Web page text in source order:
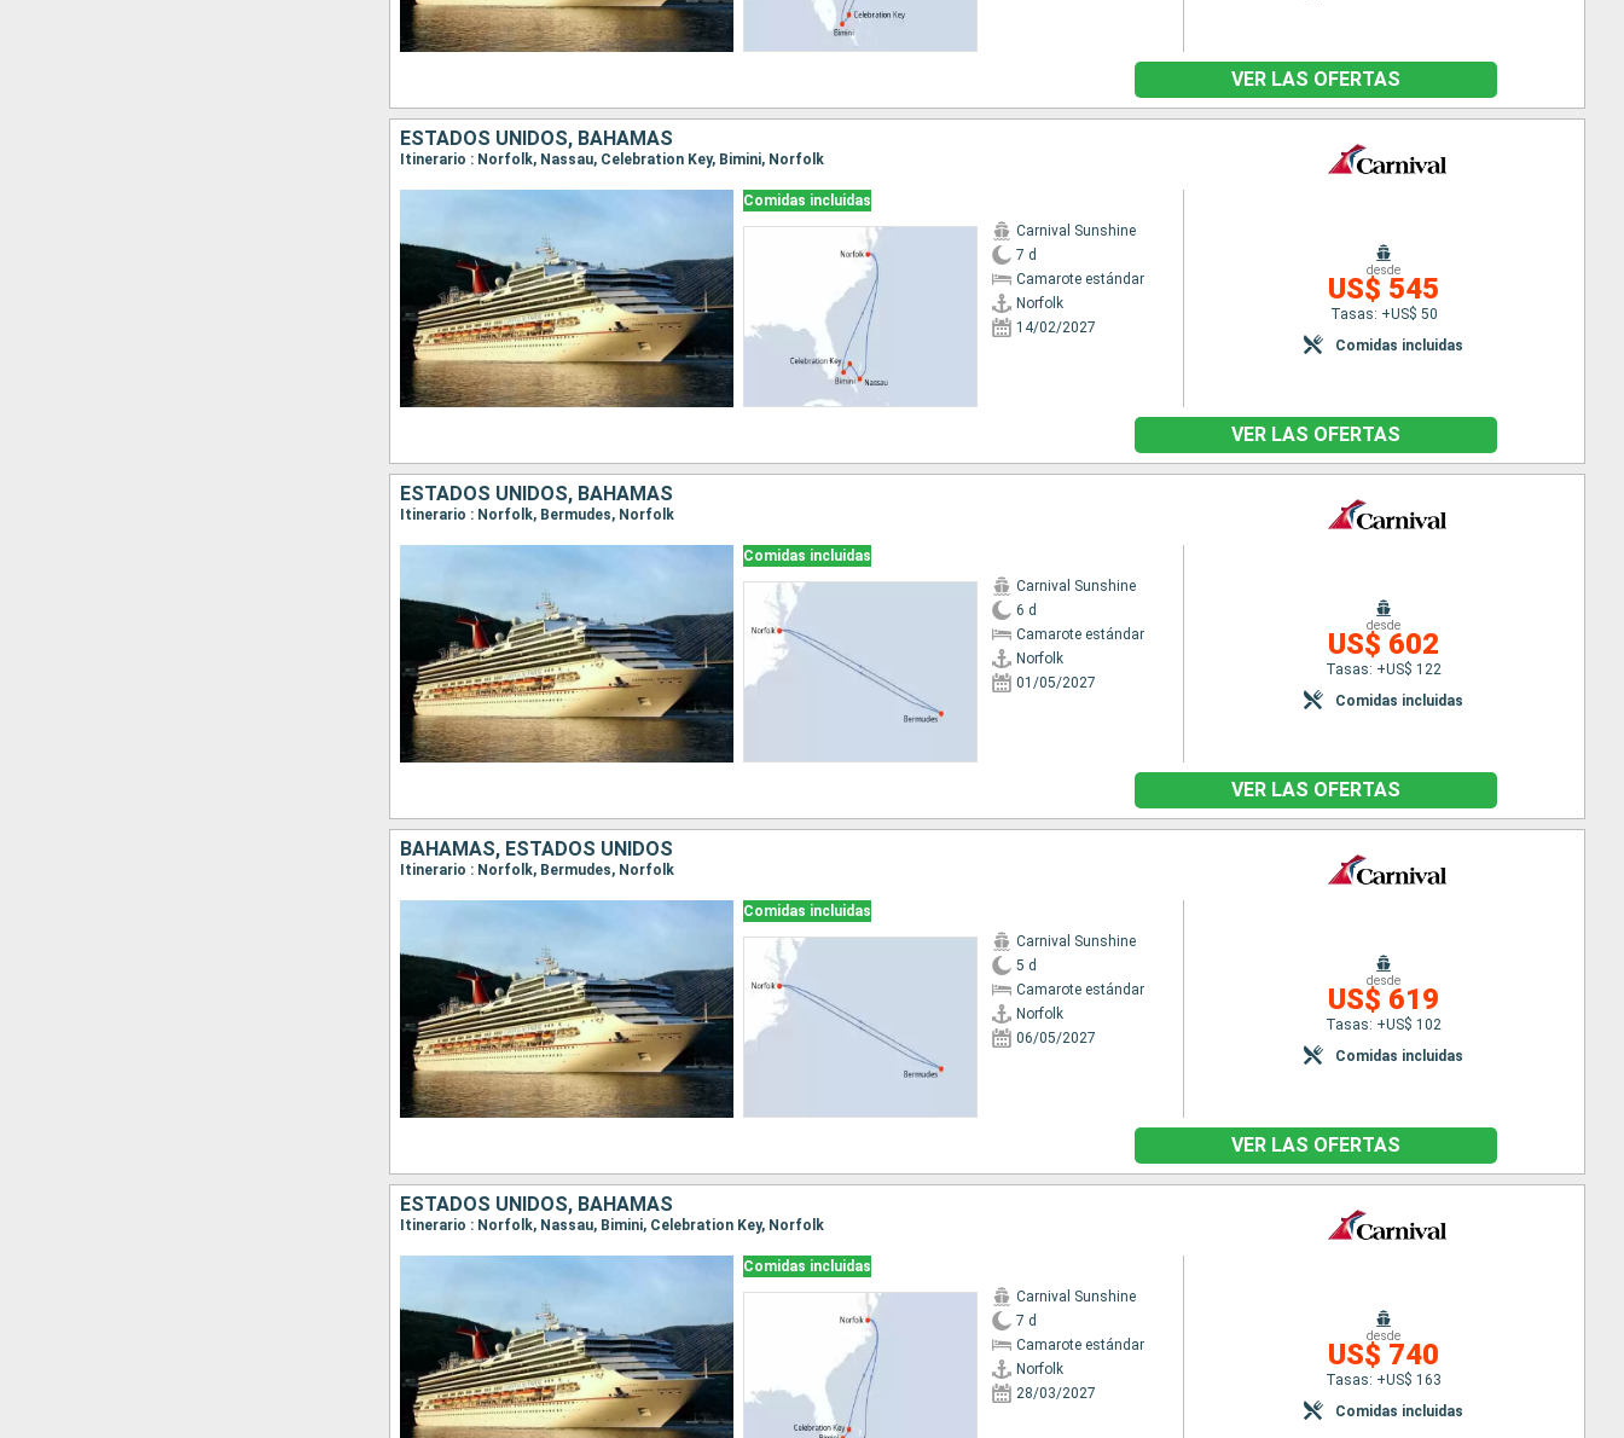
VER LAS OFERTAS
ESTADOS UNIDOS, BAHAMAS
Itinerario : Norfolk, Nassau, Celebration Key, Bimini, Norfolk
Comidas incluidas
Carnival Sunshine
7 d
Camarote estándar
Norfolk
14/02/2027
desde
US$ 545
Tasas: +US$ 50
Comidas incluidas
VER LAS OFERTAS
ESTADOS UNIDOS, BAHAMAS
Itinerario : Norfolk, Bermudes, Norfolk
Comidas incluidas
Carnival Sunshine
6 d
Camarote estándar
Norfolk
01/05/2027
desde
US$ 602
Tasas: +US$ 122
Comidas incluidas
VER LAS OFERTAS
BAHAMAS, ESTADOS UNIDOS
Itinerario : Norfolk, Bermudes, Norfolk
Comidas incluidas
Carnival Sunshine
5 d
Camarote estándar
Norfolk
06/05/2027
desde
US$ 619
Tasas: +US$ 102
Comidas incluidas
VER LAS OFERTAS
ESTADOS UNIDOS, BAHAMAS
Itinerario : Norfolk, Nassau, Bimini, Celebration Key, Norfolk
Comidas incluidas
Carnival Sunshine
7 d
Camarote estándar
Norfolk
28/03/2027
desde
US$ 740
Tasas: +US$ 163
Comidas incluidas